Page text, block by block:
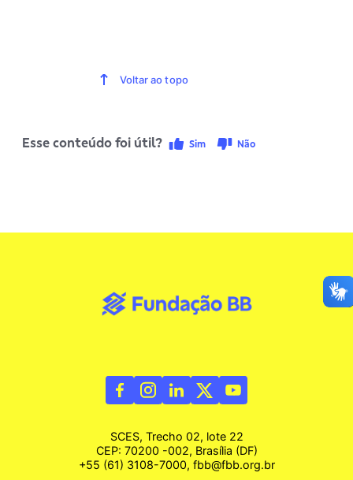
Voltar ao topo
Esse conteúdo foi útil? Sim Não
SCES, Trecho 02, lote 22
CEP: 70200 -002, Brasília (DF)
+55 (61) 3108-7000, fbb@fbb.org.br